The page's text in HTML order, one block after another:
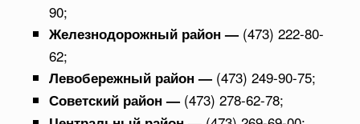
90;
Железнодорожный район —(473) 222-80-
62;
Левобережный район —(473) 249-90-75;
Советский район —(473) 278-62-78;